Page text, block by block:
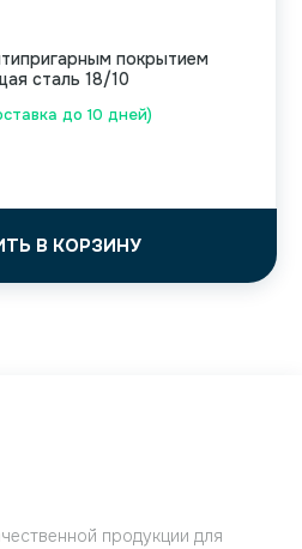
до 10 дней)
покрытием
сталь 18/10
В КОРЗИНУ
продукции для